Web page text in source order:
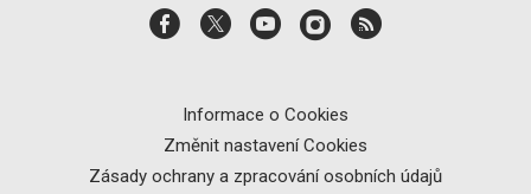
Informace o Cookies
Změnit nastavení Cookies
Zásady ochrany a zpracování osobních údajů